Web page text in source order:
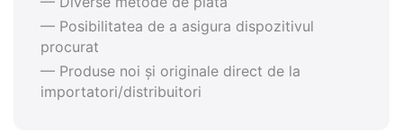
— Posibilitatea de a asigura dispozitivul
procurat
— Produse noi și originale direct de la
importatori/distribuitori